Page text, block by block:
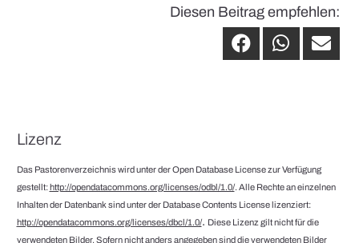
Diesen Beitrag empfehlen:
Lizenz
Das Pastorenverzeichnis wird unter der Open Database License zur Verfügung
gestellt:http://opendatacommons.org/licenses/odbl/1.0/. Alle Rechte an einzelnen
Inhalten der Datenbank sind unter der Database Contents License lizenziert:
http://opendatacommons.org/licenses/dbcl/1.0/. Diese Lizenz gilt nicht für die
verwendeten Bilder. Sofern nicht anders angegeben sind die verwendeten Bilder